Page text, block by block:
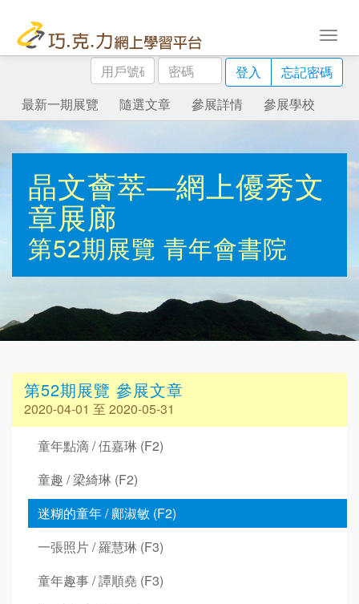
用
戶
號
碼
密
碼
登入
忘記密碼
最新一期展覽
隨選文章 參展詳情 參展學校
晶文薈萃—網上優秀文
章展廊
第52期展覽 青年會書院
第52期展覽 參展文章
2020-04-01 至 2020-05-31
童年點滴 / 伍嘉琳 (F2)
童趣 / 梁綺琳 (F2)
迷糊的童年 / 鄺淑敏 (F2)
一張照片 / 羅慧琳 (F3)
童年趣事 / 譚順堯 (F3)